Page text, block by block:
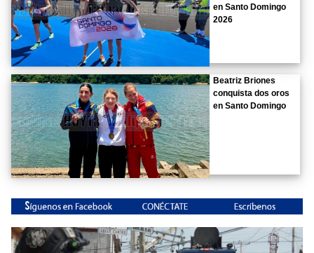
en Santo Domingo
2026
Beatriz Briones
conquista dos oros
en Santo Domingo